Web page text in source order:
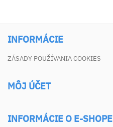
INFORMÁCIE
ZÁSADY POUŽÍVANIA COOKIES
MÔJ ÚČET
INFORMÁCIE O E-SHOPE